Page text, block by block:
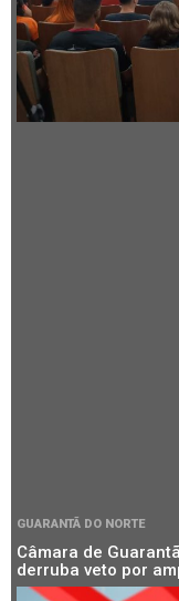
GUARANTÃ DO NORTE
Câmara de
derruba veto por